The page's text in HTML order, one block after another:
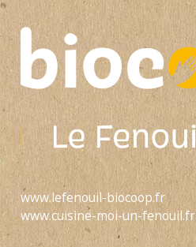
www.lefenouil-biocoop.fr
www.cuisine-moi-un-fenouil.fr